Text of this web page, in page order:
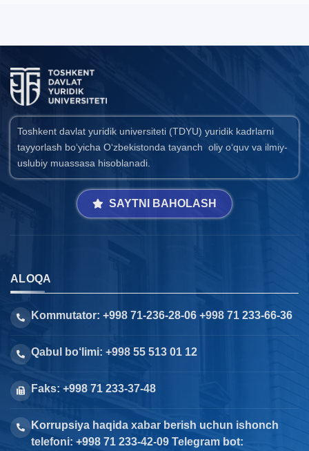
Toshkent davlat yuridik universiteti (TDYU) yuridik kadrlarni
tayyorlash bo‘yicha O‘zbekistonda tayanch oliy o‘quv va ilmiy-
uslubiy muassasa hisoblanadi.
SAYTNI BAHOLASH
ALOQA
Kommutator: +998 71-236-28-06 +998 71 233-66-36
Qabul bo‘limi: +998 55 513 01 12
Faks: +998 71 233-37-48
Korrupsiya haqida xabar berish uchun ishonch
telefoni: +998 71 233-42-09 Telegram bot: